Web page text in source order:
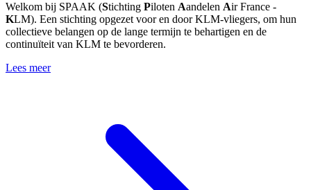
Welkom bij SPAAK (Stichting Piloten Aandelen Air France -
KLM). Een stichting opgezet voor en door KLM-vliegers, om hun
collectieve belangen op de lange termijn te behartigen en de
continuïteit van KLM te bevorderen.
Lees meer